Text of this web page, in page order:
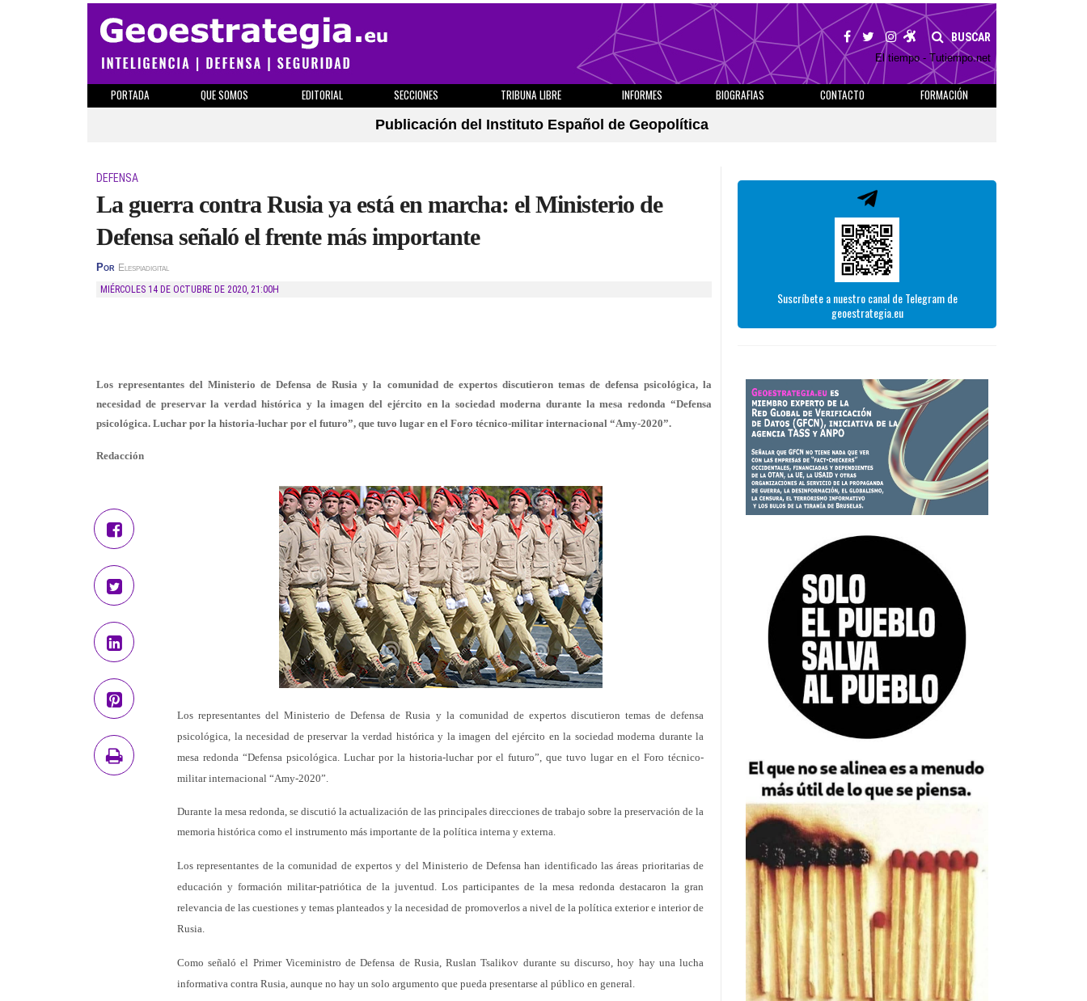
BUSCAR
El tiempo - Tutiempo.net
PORTADA QUE SOMOS EDITORIAL SECCIONES TRIBUNA LIBRE INFORMES BIOGRAFIAS CONTACTO
FORMACIÓN
Publicación del Instituto Español de Geopolítica
DEFENSA
La guerra contra Rusia ya está en marcha: el Ministerio de
Defensa señaló el frente más importante
Por Elespiadigital
MIÉRCOLES 14 DE OCTUBRE DE 2020, 21:00H
Los representantes del Ministerio de Defensa de Rusia y la comunidad de expertos discutieron temas de defensa psicológica, la
necesidad de preservar la verdad histórica y la imagen del ejército en la sociedad moderna durante la mesa redonda “Defensa
psicológica. Luchar por la historia-luchar por el futuro”, que tuvo lugar en el Foro técnico-militar internacional “Amy-2020”.
Redacción
Los representantes del Ministerio de Defensa de Rusia y la comunidad de expertos discutieron temas de defensa
psicológica, la necesidad de preservar la verdad histórica y la imagen del ejército en la sociedad moderna durante la
mesa redonda “Defensa psicológica. Luchar por la historia-luchar por el futuro”, que tuvo lugar en el Foro técnico-
militar internacional “Amy-2020”.
Durante la mesa redonda, se discutió la actualización de las principales direcciones de trabajo sobre la preservación de la
memoria histórica como el instrumento más importante de la política interna y externa.
Los representantes de la comunidad de expertos y del Ministerio de Defensa han identificado las áreas prioritarias de
educación y formación militar-patriótica de la juventud. Los participantes de la mesa redonda destacaron la gran
relevancia de las cuestiones y temas planteados y la necesidad de promoverlos a nivel de la política exterior e interior de
Rusia.
Como señaló el Primer Viceministro de Defensa de Rusia, Ruslan Tsalikov durante su discurso, hoy hay una lucha
informativa contra Rusia, aunque no hay un solo argumento que pueda presentarse al público en general.
Suscríbete a nuestro canal de Telegram de
geoestrategia.eu